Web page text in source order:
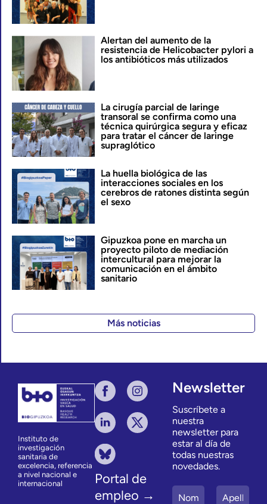
Alertan del aumento de la
resistencia de Helicobacter pylori a
los antibióticos más utilizados
La cirugía parcial de laringe
transoral se confirma como una
técnica quirúrgica segura y eficaz
para tratar el cáncer de laringe
supraglótico
La huella biológica de las
interacciones sociales en los
cerebros de ratones distinta según
el sexo
Gipuzkoa pone en marcha un
proyecto piloto de mediación
intercultural para mejorar la
comunicación en el ámbito
sanitario
Más noticias
Instituto de
investigación
sanitaria de
excelencia, referencia
a nivel nacional e
internacional
Portal de
empleo →
Newsletter
Suscríbete a
nuestra
newsletter para
estar al día de
todas nuestras
novedades.